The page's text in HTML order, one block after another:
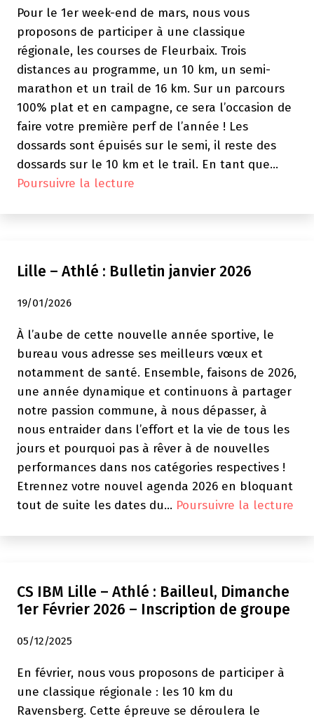
Pour le 1er week-end de mars, nous vous
proposons de participer à une classique
régionale, les courses de Fleurbaix. Trois
distances au programme, un 10 km, un semi-
marathon et un trail de 16 km. Sur un parcours
100% plat et en campagne, ce sera l’occasion de
faire votre première perf de l’année ! Les
dossards sont épuisés sur le semi, il reste des
dossards sur le 10 km et le trail. En tant que…
Poursuivre la lecture
:
1er
Mars
2026
–
Inscription
de
groupe
Lille – Athlé : Bulletin janvier 2026
19/01/2026
À l’aube de cette nouvelle année sportive, le
bureau vous adresse ses meilleurs vœux et
notamment de santé. Ensemble, faisons de 2026,
une année dynamique et continuons à partager
notre passion commune, à nous dépasser, à
nous entraider dans l’effort et la vie de tous les
jours et pourquoi pas à rêver à de nouvelles
performances dans nos catégories respectives !
Etrennez votre nouvel agenda 2026 en bloquant
tout de suite les dates du… Poursuivre la lecture
CS IBM Lille – Athlé : Bailleul, Dimanche
1er Février 2026 – Inscription de groupe
05/12/2025
En février, nous vous proposons de participer à
une classique régionale : les 10 km du
Ravensberg. Cette épreuve se déroulera le